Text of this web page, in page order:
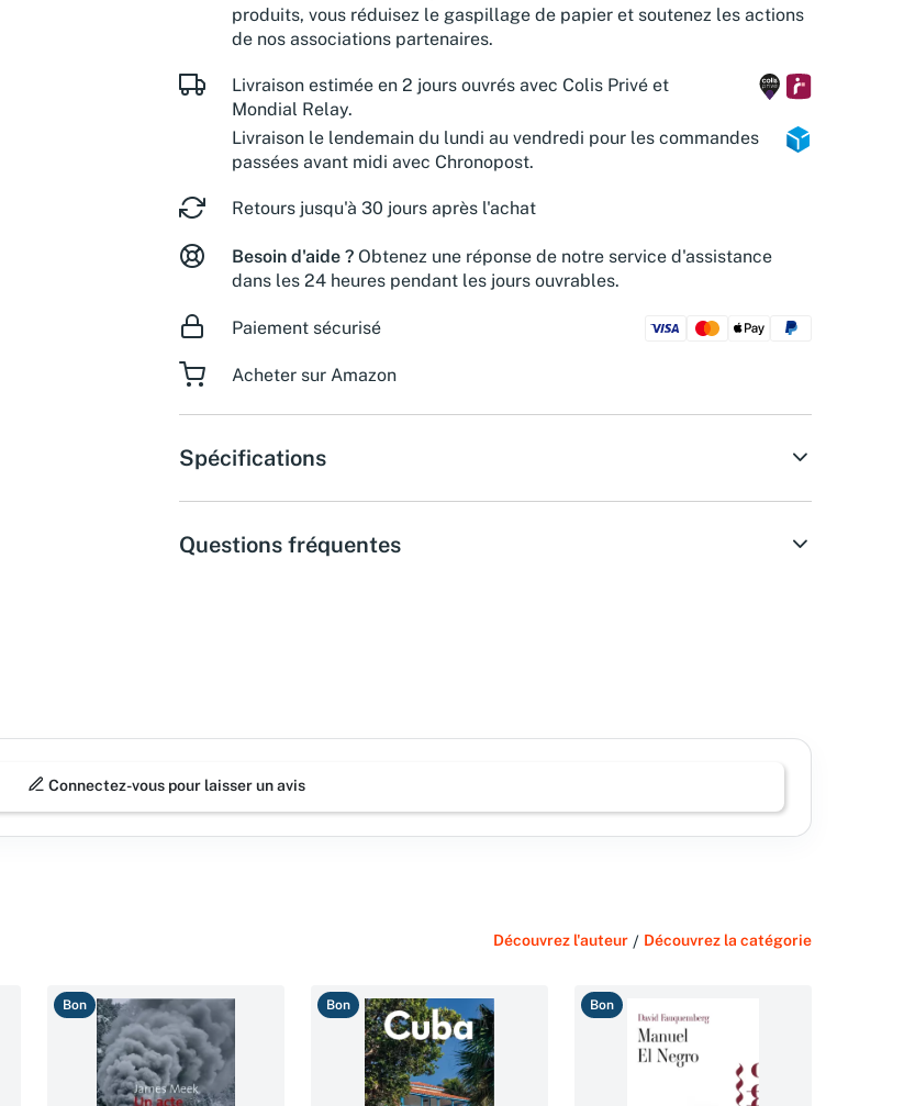
produits, vous réduisez le gaspillage de papier et soutenez les actions
de nos associations partenaires.
Livraison estimée en 2 jours ouvrés avec Colis Privé et
Mondial Relay.
Livraison le lendemain du lundi au vendredi pour les commandes
passées avant midi avec Chronopost.
Retours jusqu'à 30 jours après l'achat
Besoin d'aide ? Obtenez une réponse de notre service d'assistance
dans les 24 heures pendant les jours ouvrables.
Paiement sécurisé
Acheter sur Amazon
Spécifications
Questions fréquentes
Connectez-vous pour laisser un avis
Découvrez l'auteur / Découvrez la catégorie
Bon Bon Bon